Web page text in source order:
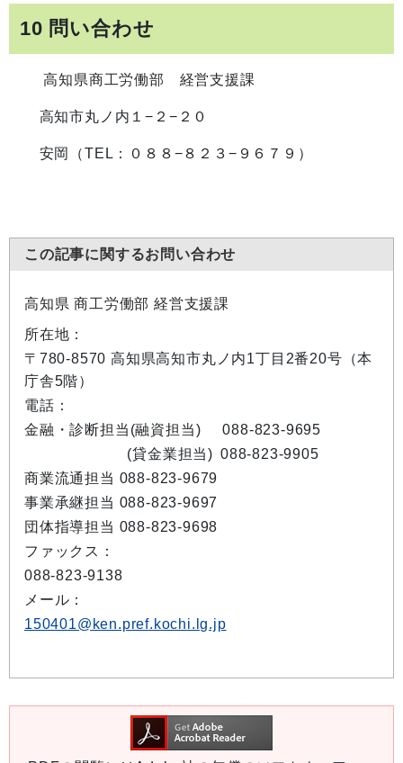
10 問い合わせ
高知県商工労働部 経営支援課
高知市丸ノ内１−２−２０
安岡（TEL：０８８−８２３−９６７９）
この記事に関するお問い合わせ
高知県 商工労働部 経営支援課
所在地：
〒780-8570 高知県高知市丸ノ内1丁目2番20号（本
庁舎5階）
電話：
金融・診断担当(融資担当)
088-823-9695
(貸金業担当) 088-823-9905
商業流通担当 088-823-9679
事業承継担当 088-823-9697
団体指導担当 088-823-9698
ファックス：
088-823-9138
メール：
150401@ken.pref.kochi.lg.jp